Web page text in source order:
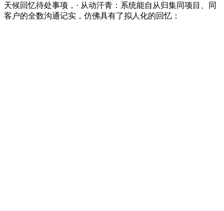
天候回忆待处事项，· 从动汗青：系统能自从归集同项目、同
客户的全数沟通记实，仿佛具有了拟人化的回忆：